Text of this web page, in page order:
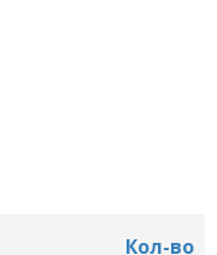
Кол-во